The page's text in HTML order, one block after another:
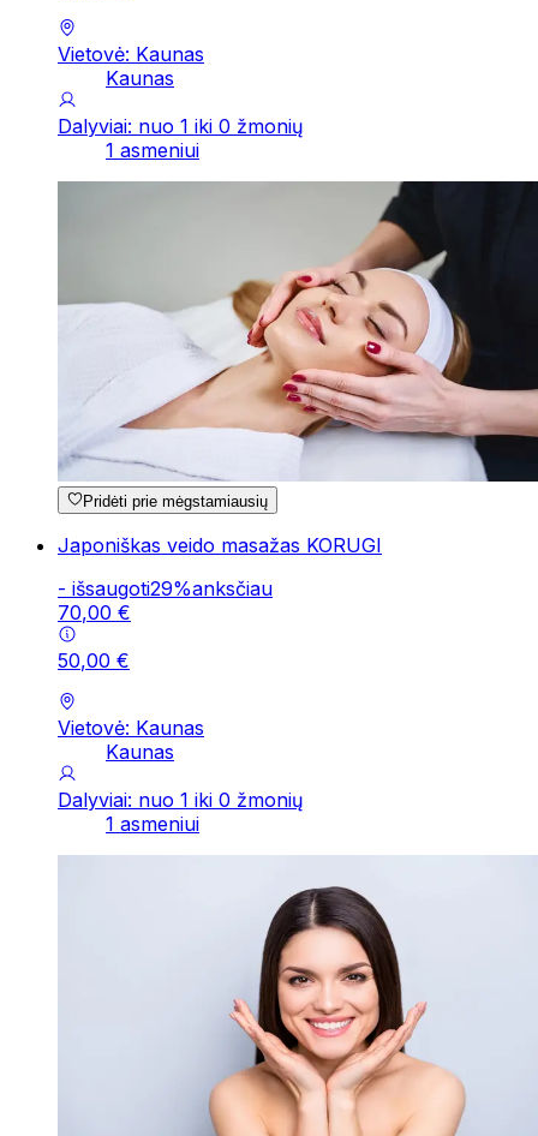
Vietovė: Kaunas
Kaunas
Dalyviai: nuo 1 iki 0 žmonių
1 asmeniui
Pridėti prie mėgstamiausių
Japoniškas veido masažas KORUGI
- išsaugoti29%anksčiau
70,00 €
50,00 €
Vietovė: Kaunas
Kaunas
Dalyviai: nuo 1 iki 0 žmonių
1 asmeniui